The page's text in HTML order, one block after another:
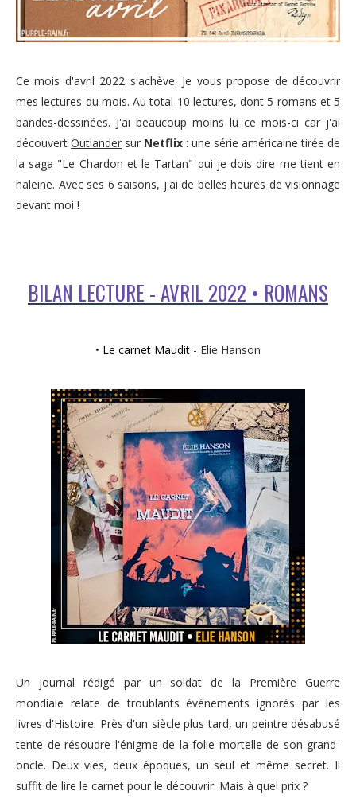
Ce mois d'avril 2022 s'achève. Je vous propose de découvrir
mes lectures du mois. Au total 10 lectures, dont 5 romans et 5
bandes-dessinées. J'ai beaucoup moins lu ce mois-ci car j'ai
découvert Outlander sur Netflix : une série américaine tirée de
la saga "Le Chardon et le Tartan" qui je dois dire me tient en
haleine. Avec ses 6 saisons, j'ai de belles heures de visionnage
devant moi !
BILAN LECTURE - AVRIL 2022 • ROMANS
• Le carnet Maudit - Elie Hanson
Un journal rédigé par un soldat de la Première Guerre
mondiale relate de troublants événements ignorés par les
livres d'Histoire. Près d'un siècle plus tard, un peintre désabusé
tente de résoudre l'énigme de la folie mortelle de son grand-
oncle. Deux vies, deux époques, un seul et même secret. Il
suffit de lire le carnet pour le découvrir. Mais à quel prix ?